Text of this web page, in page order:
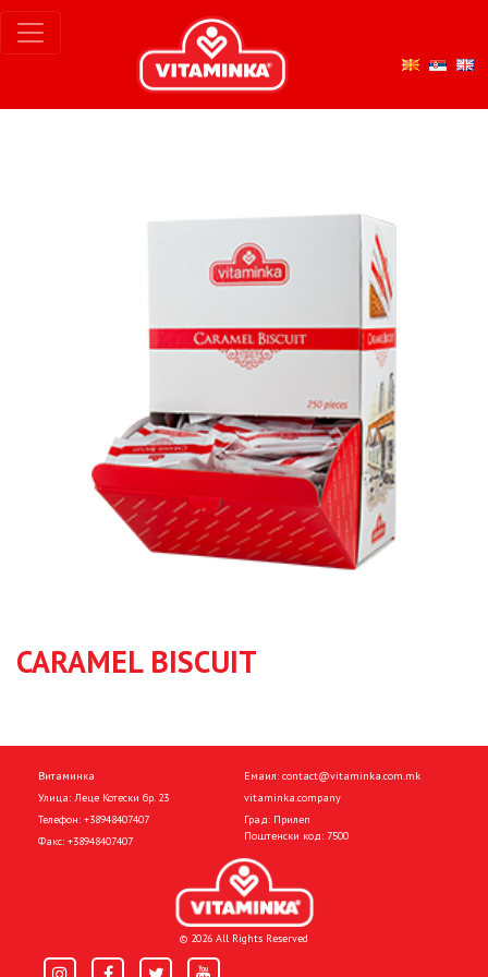
CARAMEL BISCUIT
Витаминка
Улица: Леце Котески бр. 23
Телефон: +38948407407
Факс: +38948407407
Емаил: contact@vitaminka.com.mk
vitaminka.company
Град: Прилеп
Поштенски код: 7500
© 2026 All Rights Reserved